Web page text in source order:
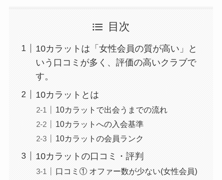
目次
10カラットは「女性会員の質が高い」と
いう口コミが多く、評価の高いクラブで
す。
10カラットとは
10カラットで出会うまでの流れ
10カラットへの入会基準
10カラットの会員ランク
10カラットの口コミ・評判
口コミ① オファー数が少ない(女性会員)